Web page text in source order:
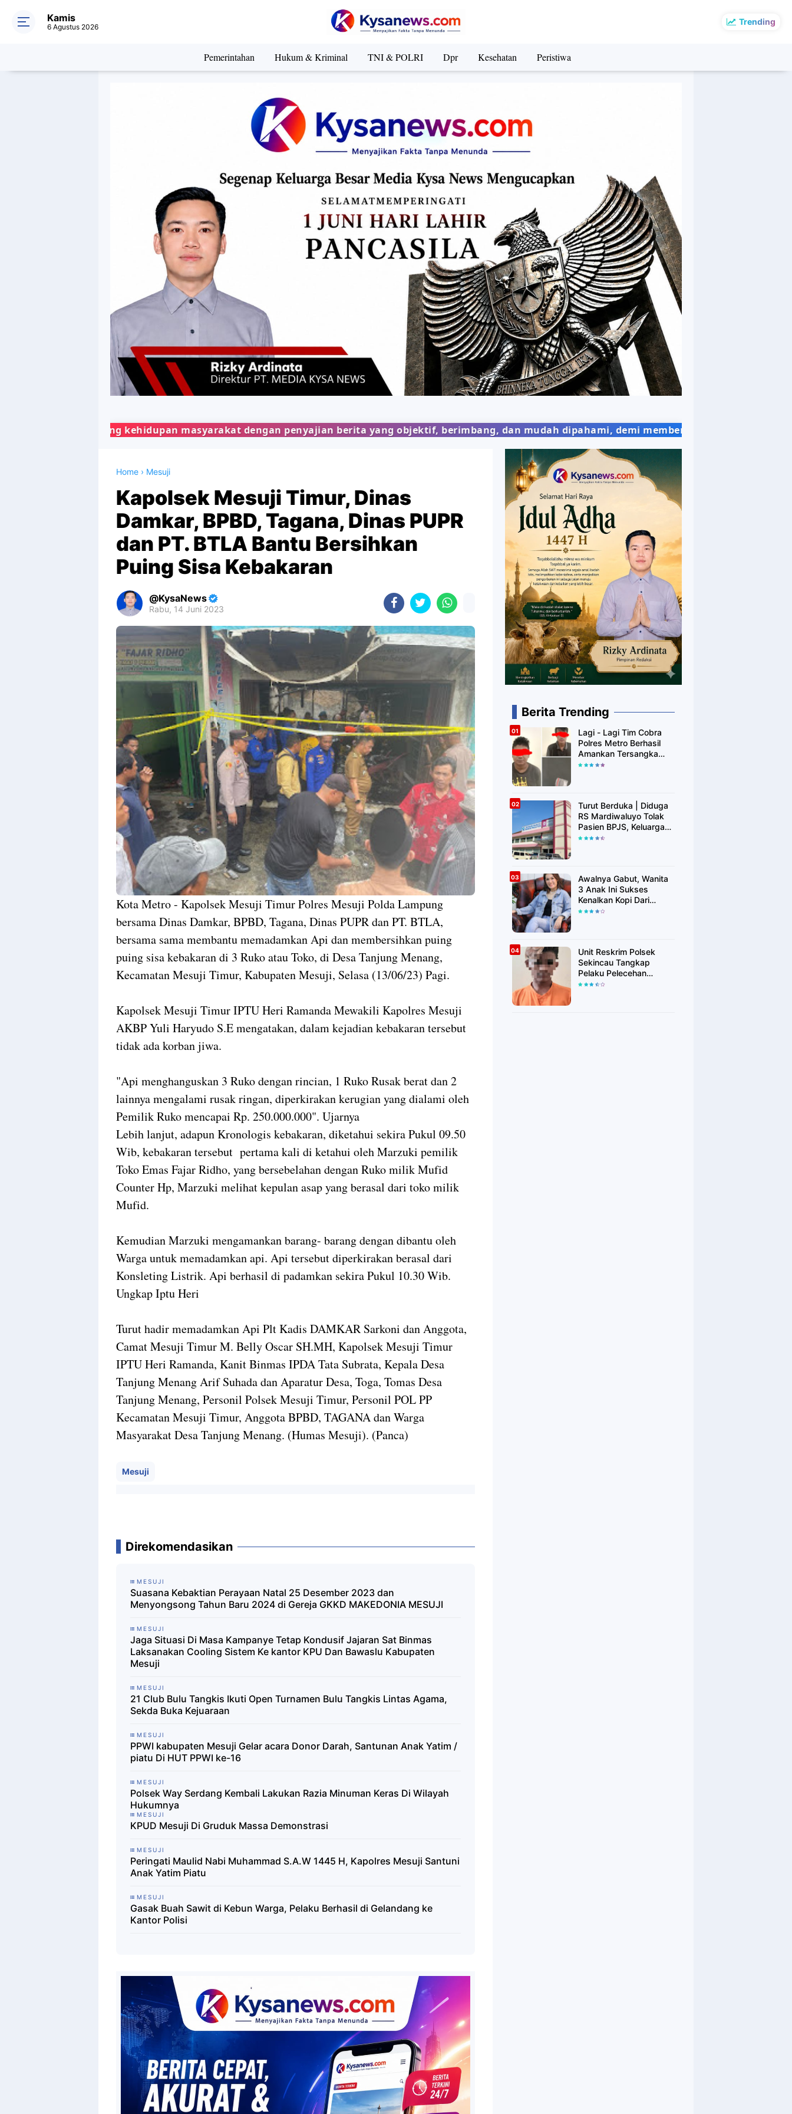
Trending
Kamis
6 Agustus 2026
Pemerintahan Hukum & Kriminal TNI & POLRI Dpr Kesehatan Peristiwa
masyarakat dengan penyajian berita yang objektif, berimbang, dan mudah dipahami, demi memberikan wawasan yang bermanfaat bagi publik.
Home › Mesuji
Kapolsek Mesuji Timur, Dinas
Damkar, BPBD, Tagana, Dinas PUPR
dan PT. BTLA Bantu Bersihkan
Puing Sisa Kebakaran
KysaNews
Rabu, 14 Juni 2023
Premium
By
Raushan
Design
With
Kota Metro - Kapolsek Mesuji Timur Polres Mesuji Polda Lampung
bersama Dinas Damkar, BPBD, Tagana, Dinas PUPR dan PT. BTLA,
bersama sama membantu memadamkan Api dan membersihkan puing
puing sisa kebakaran di 3 Ruko atau Toko, di Desa Tanjung Menang,
Kecamatan Mesuji Timur, Kabupaten Mesuji, Selasa (13/06/23) Pagi.
Kapolsek Mesuji Timur IPTU Heri Ramanda Mewakili Kapolres Mesuji
AKBP Yuli Haryudo S.E mengatakan, dalam kejadian kebakaran tersebut
tidak ada korban jiwa.
"Api menghanguskan 3 Ruko dengan rincian, 1 Ruko Rusak berat dan 2
lainnya mengalami rusak ringan, diperkirakan kerugian yang dialami oleh
Pemilik Ruko mencapai Rp. 250.000.000". Ujarnya
Lebih lanjut, adapun Kronologis kebakaran, diketahui sekira Pukul 09.50
Wib, kebakaran tersebut pertama kali di ketahui oleh Marzuki pemilik
Toko Emas Fajar Ridho, yang bersebelahan dengan Ruko milik Mufid
Counter Hp, Marzuki melihat kepulan asap yang berasal dari toko milik
Mufid.
Kemudian Marzuki mengamankan barang- barang dengan dibantu oleh
Warga untuk memadamkan api. Api tersebut diperkirakan berasal dari
Konsleting Listrik. Api berhasil di padamkan sekira Pukul 10.30 Wib.
Ungkap Iptu Heri
Turut hadir memadamkan Api Plt Kadis DAMKAR Sarkoni dan Anggota,
Camat Mesuji Timur M. Belly Oscar SH.MH, Kapolsek Mesuji Timur
IPTU Heri Ramanda, Kanit Binmas IPDA Tata Subrata, Kepala Desa
Tanjung Menang Arif Suhada dan Aparatur Desa, Toga, Tomas Desa
Tanjung Menang, Personil Polsek Mesuji Timur, Personil POL PP
Kecamatan Mesuji Timur, Anggota BPBD, TAGANA dan Warga
Masyarakat Desa Tanjung Menang. (Humas Mesuji). (Panca)
Mesuji
Direkomendasikan
MESUJI
Suasana Kebaktian Perayaan Natal 25 Desember 2023 dan
Menyongsong Tahun Baru 2024 di Gereja GKKD MAKEDONIA MESUJI
MESUJI
Jaga Situasi Di Masa Kampanye Tetap Kondusif Jajaran Sat Binmas
Laksanakan Cooling Sistem Ke kantor KPU Dan Bawaslu Kabupaten
Mesuji
MESUJI
21 Club Bulu Tangkis Ikuti Open Turnamen Bulu Tangkis Lintas Agama,
Sekda Buka Kejuaraan
MESUJI
PPWI kabupaten Mesuji Gelar acara Donor Darah, Santunan Anak Yatim /
piatu Di HUT PPWI ke-16
MESUJI
Polsek Way Serdang Kembali Lakukan Razia Minuman Keras Di Wilayah
Hukumnya
MESUJI
KPUD Mesuji Di Gruduk Massa Demonstrasi
MESUJI
Peringati Maulid Nabi Muhammad S.A.W 1445 H, Kapolres Mesuji Santuni
Anak Yatim Piatu
MESUJI
Gasak Buah Sawit di Kebun Warga, Pelaku Berhasil di Gelandang ke
Kantor Polisi
Berita Trending
Lagi - Lagi Tim Cobra
Polres Metro Berhasil
Amankan Tersangka
Yang Diduga Pengguna
Turut Berduka | Diduga
RS Mardiwaluyo Tolak
Pasien BPJS, Keluarga
Pasien: "ini Yang
Awalnya Gabut, Wanita
3 Anak Ini Sukses
Kenalkan Kopi Dari
Simalungun di Bekasi
Unit Reskrim Polsek
Sekincau Tangkap
Pelaku Pelecehan
Seksual Anak di Bawah